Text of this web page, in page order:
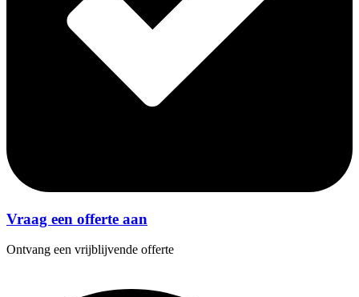
Vraag een offerte aan
Ontvang een vrijblijvende offerte